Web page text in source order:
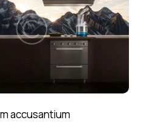
accusantium